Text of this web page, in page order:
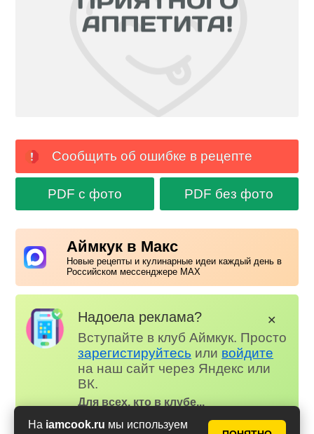
На iamcook.ru мы используем
Сообщить об ошибке в рецепте
PDF с фото PDF без фото
Аймкук в Макс
Новые рецепты и кулинарные идеи каждый день в
Российском мессенджере MAX
Надоела реклама?
Вступайте в клуб Аймкук. Просто
зарегистируйтесь или войдите
на наш сайт через Яндекс или
ВК.
Для всех, кто в клубе...
✅ Почти нет рекламы
✕